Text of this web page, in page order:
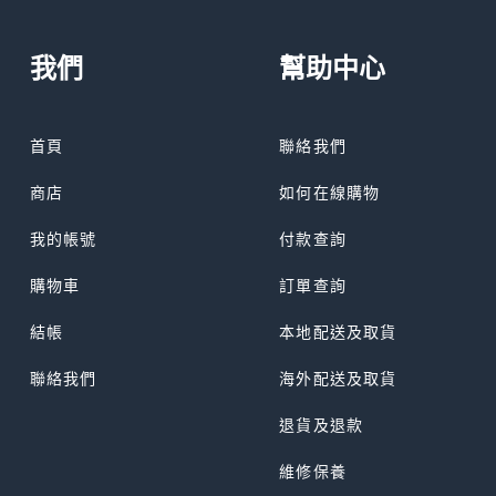
我們
首頁
商店
我的帳號
購物車
結帳
聯絡我們
幫助中心
聯絡我們
如何在線購物
付款查詢
訂單查詢
本地配送及取貨
海外配送及取貨
退貨及退款
維修保養